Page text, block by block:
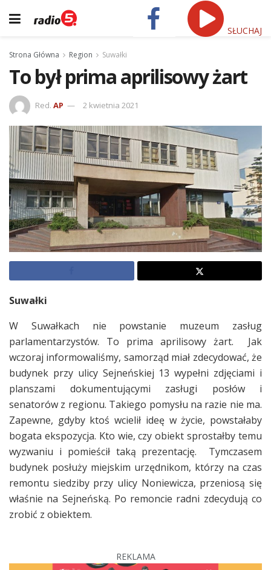
SŁUCHAJ
Strona Główna Region Suwałki
To był prima aprilisowy żart
Red. AP 2 kwietnia 2021
Suwałki
W Suwałkach nie powstanie muzeum zasług
parlamentarzystów. To prima aprilisowy żart. Jak
wczoraj informowaliśmy, samorząd miał zdecydować, że
budynek przy ulicy Sejneńskiej 13 wypełni zdjęciami i
planszami dokumentującymi zasługi posłów i
senatorów z regionu. Takiego pomysłu na razie nie ma.
Zapewne, gdyby ktoś wcielił ideę w życie, powstałaby
bogata ekspozycja. Kto wie, czy obiekt sprostałby temu
wyzwaniu i pomieścił taką prezentację. Tymczasem
budynek posłuży miejskim urzędnikom, którzy na czas
remontu siedziby przy ulicy Noniewicza, przeniosą się
właśnie na Sejneńską. Po remoncie radni zdecydują co
zrobić z obiektem.
REKLAMA